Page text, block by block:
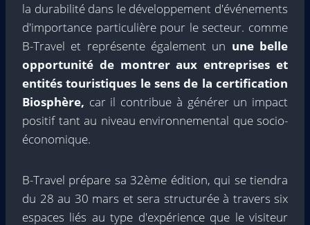
la durabilité dans le développement d'événements
d'importance particulière pour le secteur. comme
B-Travel et représente également un une belle
opportunité de montrer aux entreprises et
entités touristiques le sens de la certification
Biosphère, car il contribue à générer un impact
positif tant au niveau environnemental que socio-
économique.
B-Travel prépare sa 32ème édition, qui se tiendra
du 28 au 30 mars et sera structurée à travers six
espaces liés au type d'expérience que le visiteur